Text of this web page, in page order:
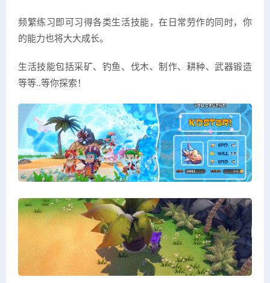
频繁练习即可习得各类生活技能，在日常劳作的同时，你
的能力也将大大成长。
生活技能包括采矿、钓鱼、伐木、制作、耕种、武器锻造
等等..等你探索！